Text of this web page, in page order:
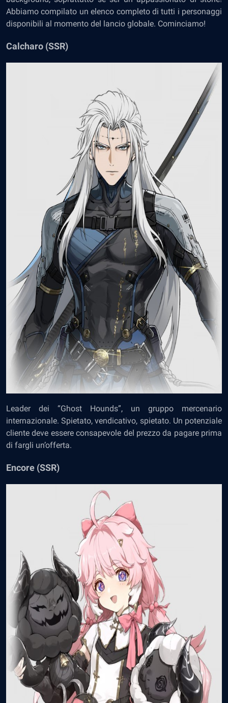
Abbiamo compilato un elenco completo di tutti i personaggi
disponibili al momento del lancio globale. Cominciamo!
Calcharo (SSR)
Leader dei “Ghost Hounds”, un gruppo mercenario
internazionale. Spietato, vendicativo, spietato. Un potenziale
cliente deve essere consapevole del prezzo da pagare prima
di fargli un’offerta.
Encore (SSR)